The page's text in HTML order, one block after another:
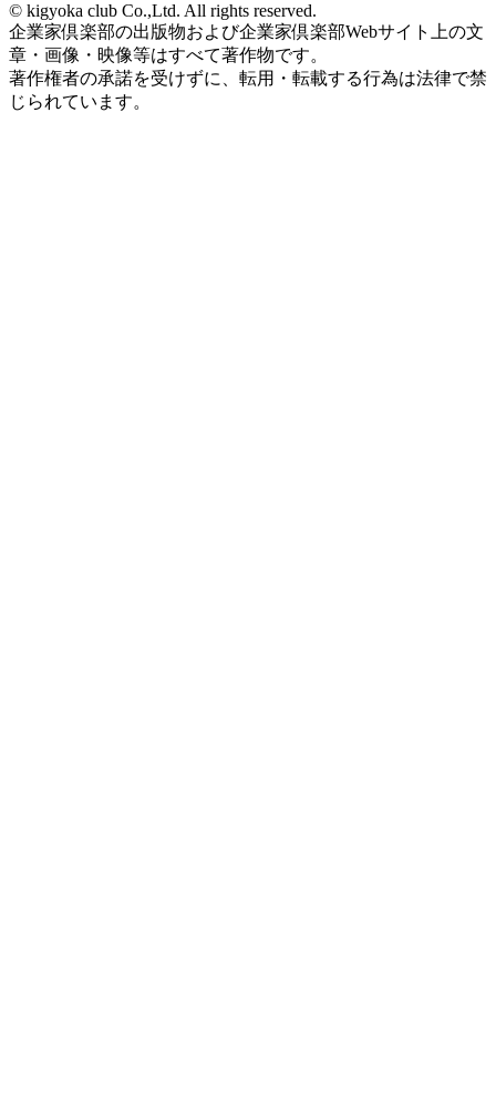
© kigyoka club Co.,Ltd. All rights reserved.
企業家倶楽部の出版物および企業家倶楽部Webサイト上の文
章・画像・映像等はすべて著作物です。
著作権者の承諾を受けずに、転用・転載する行為は法律で禁
じられています。